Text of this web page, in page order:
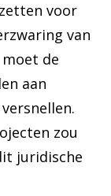
voor
van
de
aan
zou
juridische